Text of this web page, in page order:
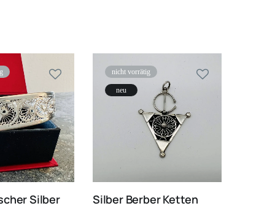
Silber
nicht vorrätig
neu
Silber Berber Ketten